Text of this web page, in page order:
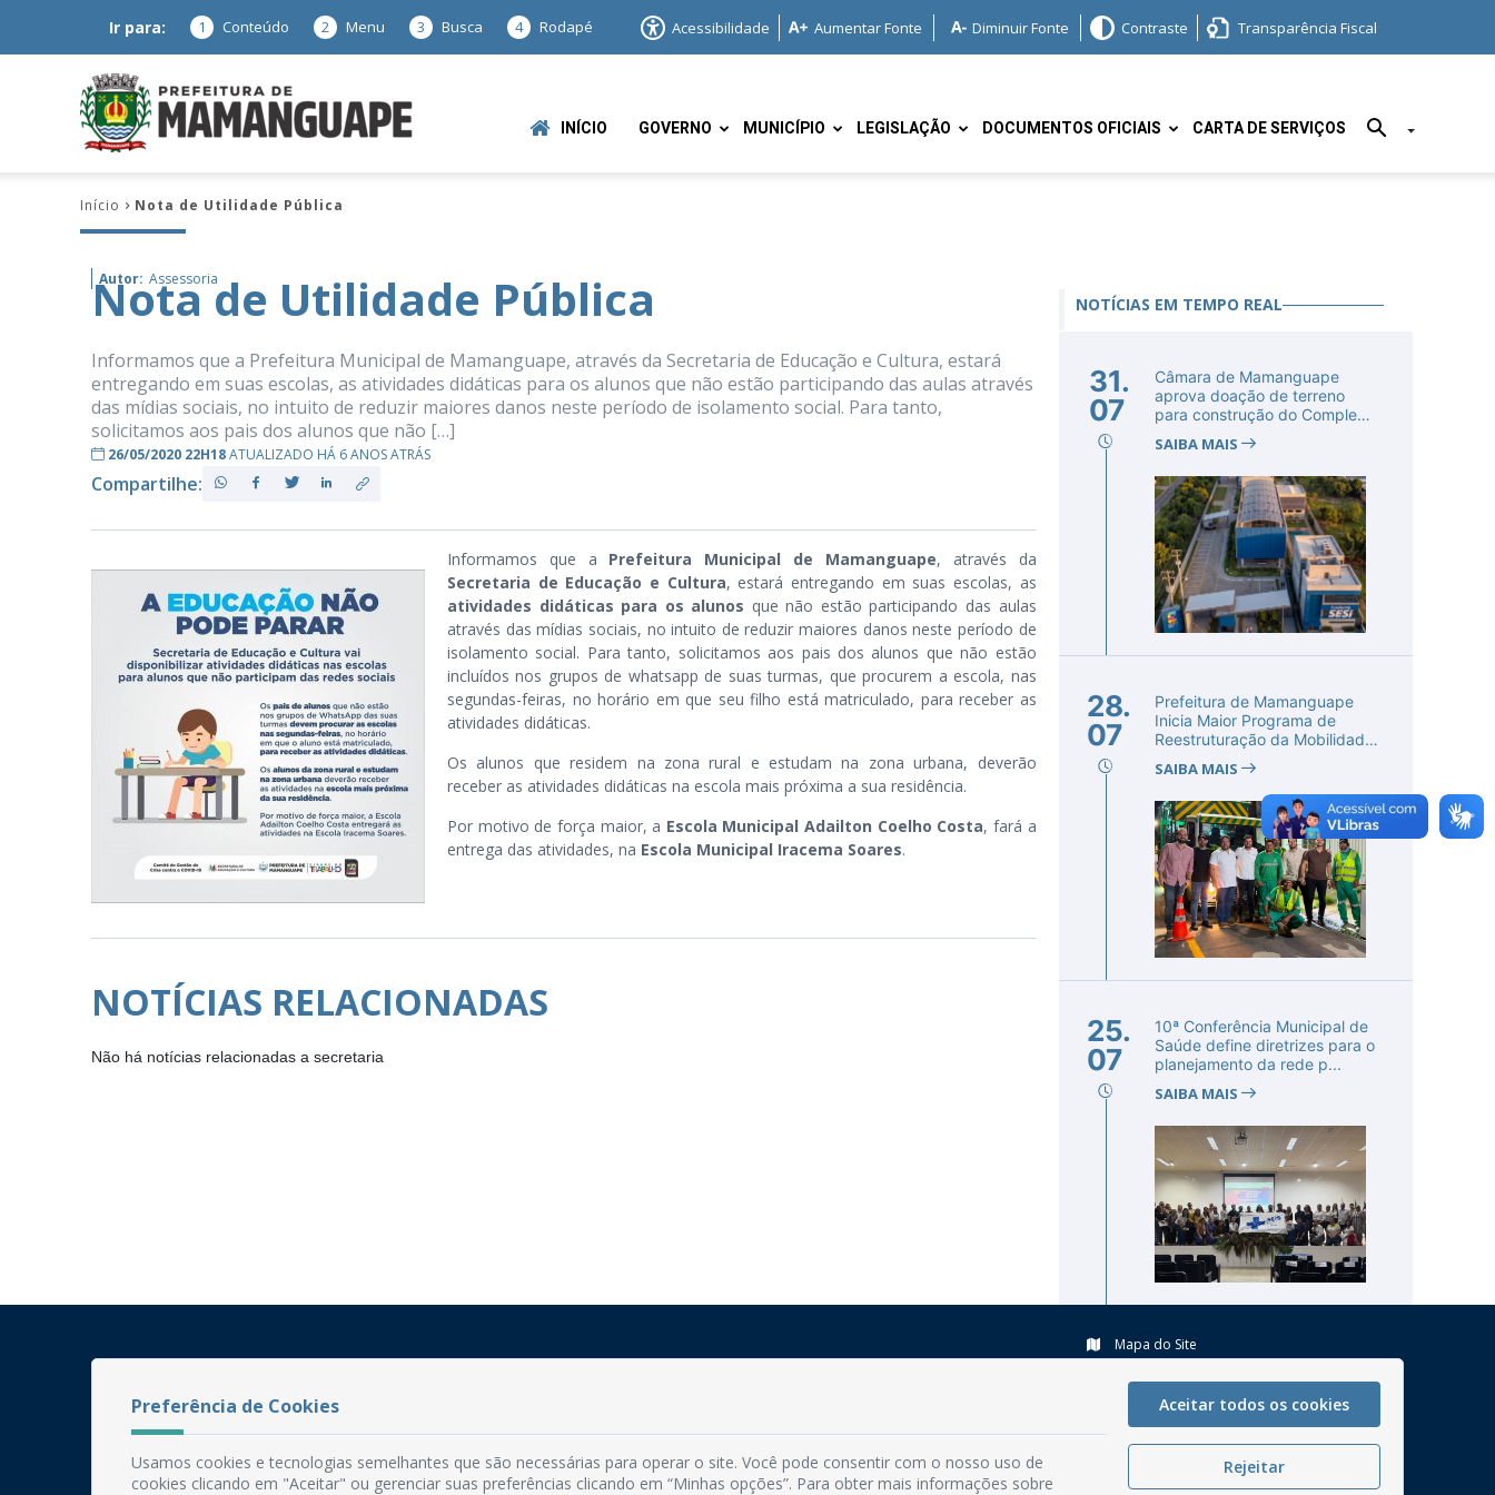
Ir para: 1 Conteúdo 2 Menu 3 Busca 4 Rodapé Acessibilidade Aumentar Fonte Diminuir Fonte Contraste Transparência Fiscal
–
INÍCIO GOVERNO MUNICÍPIO LEGISLAÇÃO DOCUMENTOS OFICIAIS CARTA DE SERVIÇOS
Início Nota de Utilidade Pública
Autor: Assessoria
Nota de Utilidade Pública
Informamos que a Prefeitura Municipal de Mamanguape, através da Secretaria de Educação e Cultura, estará
entregando em suas escolas, as atividades didáticas para os alunos que não estão participando das aulas através
das mídias sociais, no intuito de reduzir maiores danos neste período de isolamento social. Para tanto,
solicitamos aos pais dos alunos que não […]
26/05/2020 22H18ATUALIZADO HÁ 6 ANOS ATRÁS
Compartilhe:
Informamos que a Prefeitura Municipal de Mamanguape, através da
Secretaria de Educação e Cultura, estará entregando em suas escolas, as
atividades didáticas para os alunos que não estão participando das aulas
através das mídias sociais, no intuito de reduzir maiores danos neste período de
isolamento social. Para tanto, solicitamos aos pais dos alunos que não estão
incluídos nos grupos de whatsapp de suas turmas, que procurem a escola, nas
segundas-feiras, no horário em que seu filho está matriculado, para receber as
atividades didáticas.
Os alunos que residem na zona rural e estudam na zona urbana, deverão
receber as atividades didáticas na escola mais próxima a sua residência.
Por motivo de força maior, a Escola Municipal Adailton Coelho Costa, fará a
entrega das atividades, na Escola Municipal Iracema Soares.
NOTÍCIAS RELACIONADAS
Não há notícias relacionadas a secretaria
NOTÍCIAS EM TEMPO REAL
31.
07
Câmara de Mamanguape
aprova doação de terreno
para construção do Complexo
SAIBA MAIS
28.
07
Prefeitura de Mamanguape
Inicia Maior Programa de
Reestruturação da Mobilidade
SAIBA MAIS
25.
07
10ª Conferência Municipal de
Saúde define diretrizes para o
planejamento da rede p...
SAIBA MAIS
Email: comunicacao@mamanguape.pb.gov.br
Expediente: Segunda à Sexta, das 08h às 13h
Mapa do Site
Perguntas frequentes
Manual de Navegação
Glossário
Preferência de Cookies
Usamos cookies e tecnologias semelhantes que são necessárias para operar o site. Você pode consentir com o nosso uso de
cookies clicando em "Aceitar" ou gerenciar suas preferências clicando em “Minhas opções”. Para obter mais informações sobre
Aceitar todos os cookies
Rejeitar